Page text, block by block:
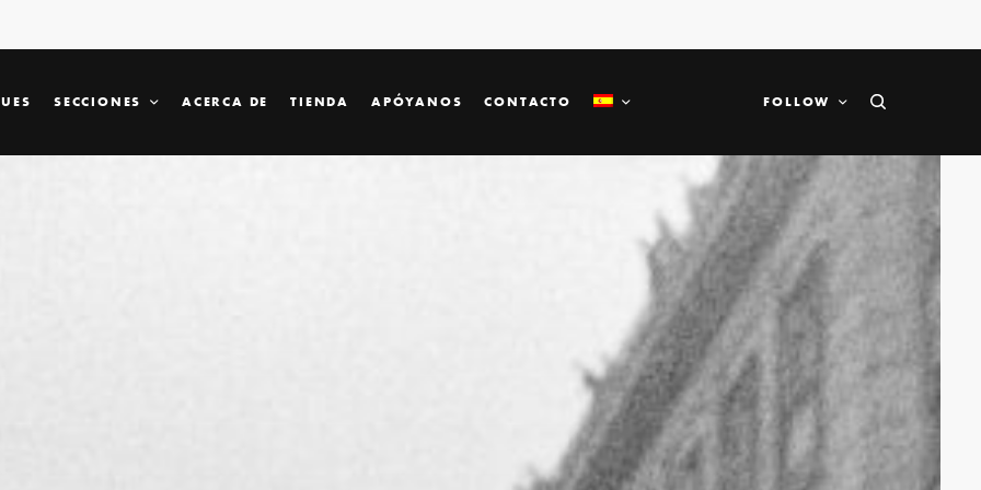
SECCIONES ACERCA DE TIENDA APÓYANOS CONTACTO FOLLOW